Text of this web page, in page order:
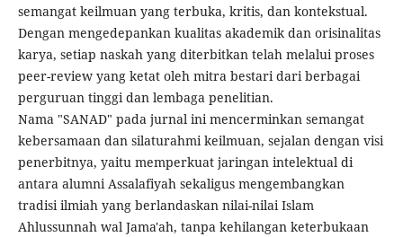
semangat keilmuan yang terbuka, kritis, dan kontekstual.
Dengan mengedepankan kualitas akademik dan orisinalitas
karya, setiap naskah yang diterbitkan telah melalui proses
peer-review yang ketat oleh mitra bestari dari berbagai
perguruan tinggi dan lembaga penelitian.
Nama "SANAD" pada jurnal ini mencerminkan semangat
kebersamaan dan silaturahmi keilmuan, sejalan dengan visi
penerbitnya, yaitu memperkuat jaringan intelektual di
antara alumni Assalafiyah sekaligus mengembangkan
tradisi ilmiah yang berlandaskan nilai-nilai Islam
Ahlussunnah wal Jama'ah, tanpa kehilangan keterbukaan